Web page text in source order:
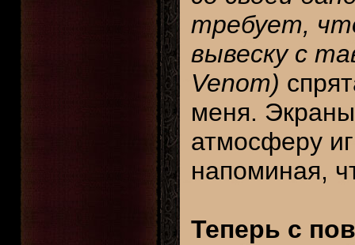
требует,
вывеску с
Venom)
меня. Экраны
атмосферу
напоминая,
Теперь с